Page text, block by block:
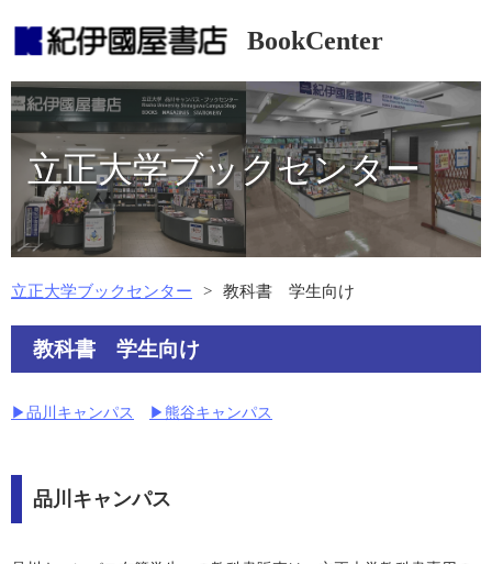
BookCenter
立正大学ブックセンター
立正大学ブックセンター 教科書 学生向け
教科書 学生向け
▶︎品川キャンパス ▶︎熊谷キャンパス
品川キャンパス